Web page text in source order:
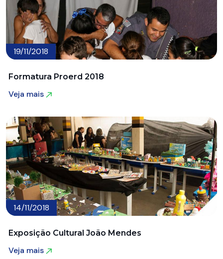
19/11/2018
Formatura Proerd 2018
Veja mais
14/11/2018
Exposição Cultural João Mendes
Veja mais